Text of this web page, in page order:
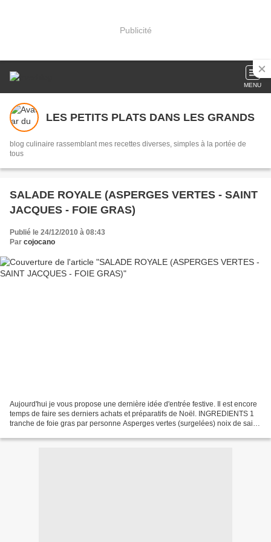
Publicité
MENU
LES PETITS PLATS DANS LES GRANDS
blog culinaire rassemblant mes recettes diverses, simples à la portée de
tous
SALADE ROYALE (ASPERGES VERTES - SAINT
JACQUES - FOIE GRAS)
Publié le 24/12/2010 à 08:43
Par cojocano
Aujourd'hui je vous propose une dernière idée d'entrée festive. Il est encore
temps de faire ses derniers achats et préparatifs de Noël. INGREDIENTS 1
tranche de foie gras par personne Asperges vertes (surgelées) noix de saint